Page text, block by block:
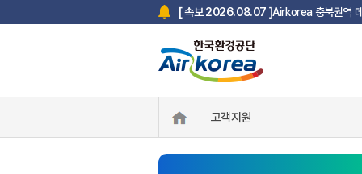
[ 속보 2026.08.07 ]Airkorea 충북권역
고객지원